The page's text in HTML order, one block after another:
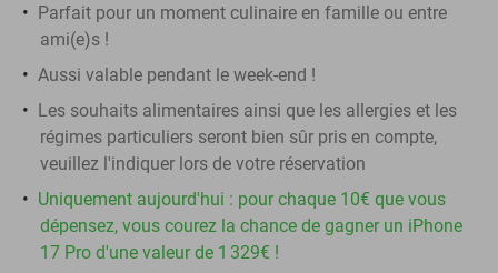
Parfait pour un moment culinaire en famille ou entre
ami(e)s !
Aussi valable pendant le week-end !
Les souhaits alimentaires ainsi que les allergies et les
régimes particuliers seront bien sûr pris en compte,
veuillez l'indiquer lors de votre réservation
Uniquement aujourd'hui : pour chaque 10€ que vous
dépensez, vous courez la chance de gagner un iPhone
17 Pro d'une valeur de 1 329€ !